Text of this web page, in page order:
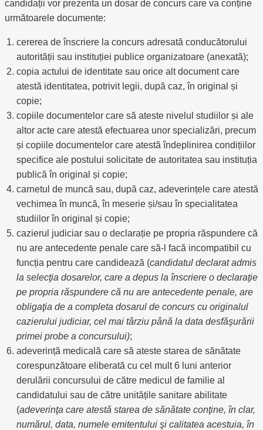
candidații vor prezenta un dosar de concurs care va conține
următoarele documente:
cererea de înscriere la concurs adresată conducătorului
autorității sau instituției publice organizatoare (anexată);
copia actului de identitate sau orice alt document care
atestă identitatea, potrivit legii, după caz, în original și
copie;
copiile documentelor care să ateste nivelul studiilor și ale
altor acte care atestă efectuarea unor specializări, precum
și copiile documentelor care atestă îndeplinirea condițiilor
specifice ale postului solicitate de autoritatea sau instituția
publică în original și copie;
carnetul de muncă sau, după caz, adeverințele care atestă
vechimea în muncă, în meserie și/sau în specialitatea
studiilor în original și copie;
cazierul judiciar sau o declarație pe propria răspundere că
nu are antecedente penale care să-l facă incompatibil cu
funcția pentru care candidează (candidatul declarat admis
la selecţia dosarelor, care a depus la înscriere o declaraţie
pe propria răspundere că nu are antecedente penale, are
obligaţia de a completa dosarul de concurs cu originalul
cazierului judiciar, cel mai târziu până la data desfăşurării
primei probe a concursului);
adeverință medicală care să ateste starea de sănătate
corespunzătoare eliberată cu cel mult 6 luni anterior
derulării concursului de către medicul de familie al
candidatului sau de către unitățile sanitare abilitate
(adeverinţa care atestă starea de sănătate conţine, în clar,
numărul, data, numele emitentului şi calitatea acestuia, în